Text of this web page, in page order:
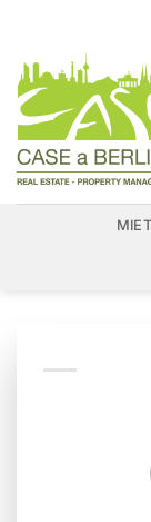
springen